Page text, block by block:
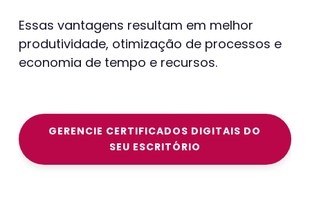
Essas vantagens resultam em melhor
produtividade, otimização de processos e
economia de tempo e recursos.
GERENCIE CERTIFICADOS DIGITAIS DO
SEU ESCRITÓRIO